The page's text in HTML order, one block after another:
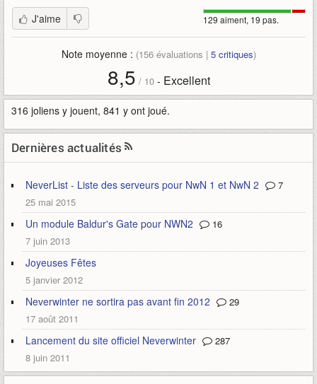
129 aiment, 19 pas.
J'aime
Note moyenne : (156évaluations | 5critiques)
8,5 / 10- Excellent
316 joliens y jouent, 841 y ont joué.
Dernières actualités
NeverList - Liste des serveurs pour NwN 1 et NwN 2
7
25 mai 2015
Un module Baldur's Gate pour NWN2
16
7 juin 2013
Joyeuses Fêtes
5 janvier 2012
Neverwinter ne sortira pas avant fin 2012
29
17 août 2011
Lancement du site officiel Neverwinter
287
8 juin 2011